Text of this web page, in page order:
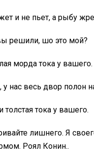
и не пьет, а рыбу
решили, шо это мой?
морда тока у вашего.
нас весь двор полон
тока у вашего.
лишнего. Я
Роял Конин..